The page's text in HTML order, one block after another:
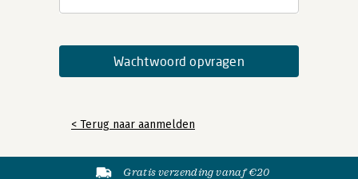
< Terug naar aanmelden
Gratis verzending vanaf €20